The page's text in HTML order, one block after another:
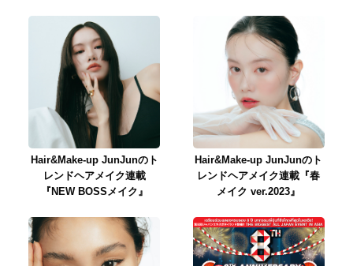
Hair&Make-up JunJunのト
レンドヘアメイク連載
『NEW BOSSメイク』
Hair&Make-up JunJunのト
レンドヘアメイク連載『春
メイク ver.2023』